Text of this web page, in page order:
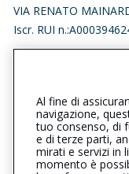
VIA RENATO
Iscr. RUI
SOCIAL
Al fine di
navigazione,
tuo consenso, di
e di terze parti,
mirati e servizi in
momento è